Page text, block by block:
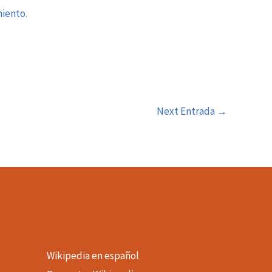
.
Next Entrada →
Wikipedia en español